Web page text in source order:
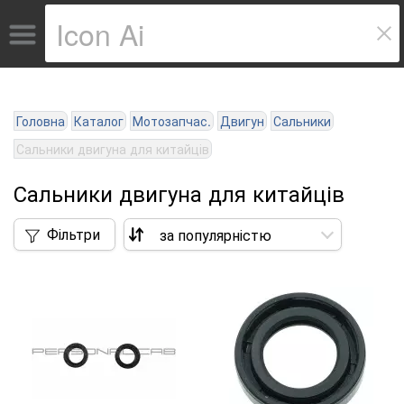
Головна Каталог Мотозапчас. Двигун Сальники
Сальники двигуна для китайців
Сальники двигуна для китайців
Фільтри